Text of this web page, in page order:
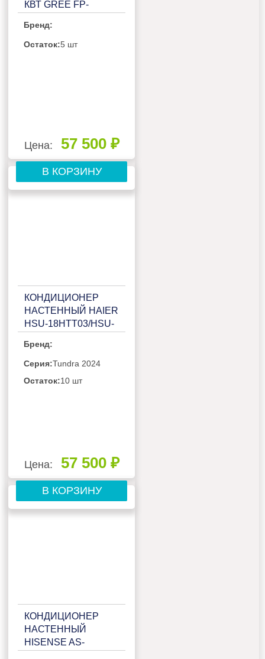
КВТ GREE FP-
Бренд:
Остаток:5 шт
Цена: 57 500 ₽
В КОРЗИНУ
КОНДИЦИОНЕР
НАСТЕННЫЙ HAIER
HSU-18HTT03/HSU-
Бренд:
Серия:Tundra 2024
Остаток:10 шт
Цена: 57 500 ₽
В КОРЗИНУ
КОНДИЦИОНЕР
НАСТЕННЫЙ
HISENSE AS-